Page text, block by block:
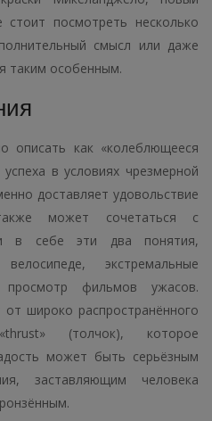
посмотреть несколько
смысл или даже
таким особенным.
описать как «колеблющееся
в условиях чрезмерной
доставляет удовольствие
может сочетаться с
в себе эти два понятия,
экстремальные
просмотр фильмов ужасов.
от широко распространённого
(толчок), которое
может быть серьёзным
заставляющим человека